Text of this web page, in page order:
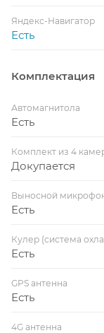
Яндекс-Навигатор
Есть
Комплектация
Автомагнитола
Есть
Комплект из 4
Докупается
Выносной
Есть
Кулер (система
Есть
GPS антенна
Есть
4G антенна